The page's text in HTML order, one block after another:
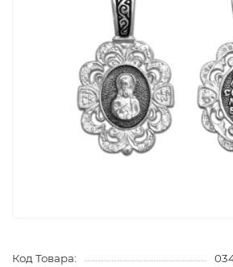
Код Товара: